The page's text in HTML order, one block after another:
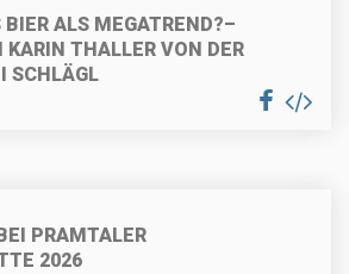
ALS MEGATREND?–
KARIN THALLER VON DER
SCHLÄGL
PRAMTALER
2026